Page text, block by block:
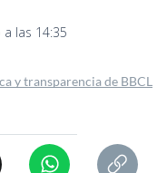
las 14:35
y transparencia de BBCL